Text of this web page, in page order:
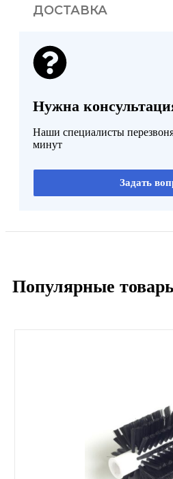
ДОСТАВКА
Нужна
Наши специалисты
минут
Задать
Популярные